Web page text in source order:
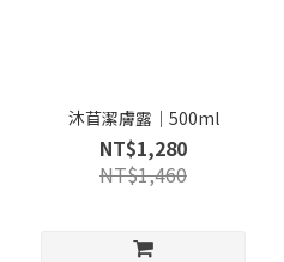
沐苜潔膚露｜500ml
NT$1,280
NT$1,460